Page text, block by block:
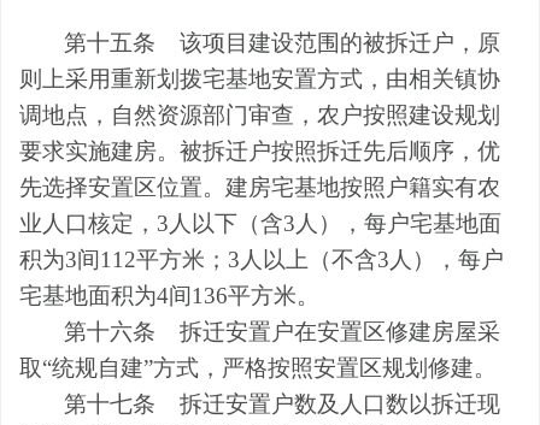
第十五条
该项目建设范围的被拆迁户，原
则上采用重新划拨宅基地安置方式，由相关镇协
调地点， 自然资源部门审查，农户按照建设规划
要求实施建房。被拆迁户按照拆迁先后顺序，优
先选择安置区位置。建房宅基地按照户籍实有农
业人口核定， 3 人 以下 （含3 人），每户宅基地面
积为3间112平方米； 3 人以上（不含3 人），每户
宅基地面积为4间136平方米。
第十六条
拆迁安置户在安置区修建房屋采
取“统规自建”方式，严格按照安置区规划修建。
第十七条
拆迁安置户数及人口数以拆迁现